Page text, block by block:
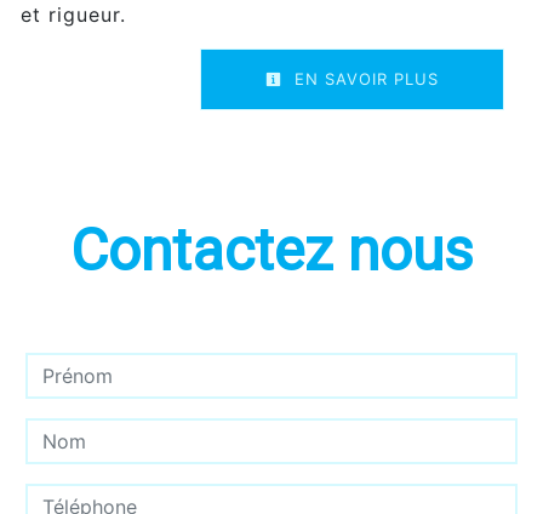
et rigueur.
EN SAVOIR PLUS
Contactez nous